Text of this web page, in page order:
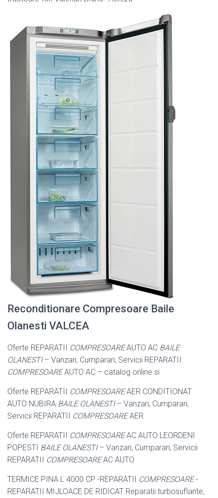
Reconditionare Compresoare Baile
Olanesti VALCEA
Oferte REPARATII COMPRESOAREAUTO AC BAILE
OLANESTI– Vanzari, Cumparari, Servicii REPARATII
COMPRESOAREAUTO AC – catalog online si
Oferte REPARATII COMPRESOAREAER CONDITIONAT
AUTO NUBIRA BAILE OLANESTI– Vanzari, Cumparari,
Servicii REPARATII
COMPRESOAREAER
Oferte REPARATII COMPRESOAREAC AUTO LEORDENI
POPESTI BAILE OLANESTI– Vanzari, Cumparari, Servicii
REPARATII
COMPRESOAREAC AUTO
TERMICE PINA L 4000 CP -REPARATII COMPRESOARE-
REPARATII MIJLOACE DE RIDICAT Reparatii turbosuflante,